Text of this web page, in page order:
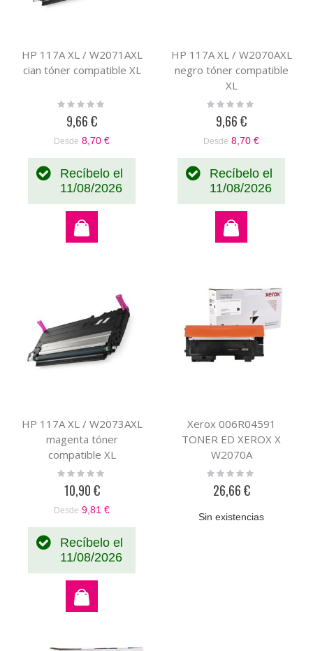
HP 117A XL / W2071AXL
cian tóner compatible XL
Rating:
9,66 €
Desde 8,70 €
Recíbelo el
11/08/2026
HP 117A XL / W2070AXL
negro tóner compatible
XL
Rating:
9,66 €
Desde 8,70 €
Recíbelo el
11/08/2026
HP 117A XL / W2073AXL
magenta tóner
compatible XL
Rating:
10,90 €
Desde 9,81 €
Recíbelo el
11/08/2026
Xerox 006R04591
TONER ED XEROX X
W2070A
Rating:
26,66 €
Sin existencias